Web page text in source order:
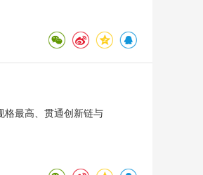
格最高、贯通创新链与